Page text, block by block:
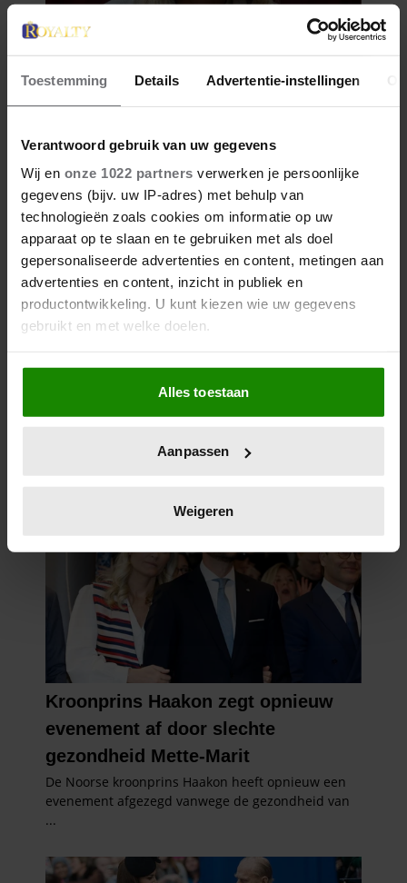
Toestemming Details Advertentie-instellingen
Verantwoord gebruik van uw gegevens
Wij en onze 1022 partners verwerken je persoonlijke
gegevens (bijv. uw IP-adres) met behulp van
technologieën zoals cookies om informatie op uw
apparaat op te slaan en te gebruiken met als doel
gepersonaliseerde advertenties en content, metingen aan
advertenties en content, inzicht in publiek en
productontwikkeling. U kunt kiezen wie uw gegevens
gebruikt en met welke doelen.
Als u het toestaat, willen we ook graag:
Informatie verzamelen over uw geografische
locatie, die tot een paar meter nauwkeurig kan zijn
scannen op specifieke eigenschappen (fingerprinting)
verwerkt en stel uw voorkeuren in het
intrekken in de Cookieverklaring.
We gebruiken cookies om content en advertenties te
personaliseren, om functies voor social media te bieden
en om ons websiteverkeer te analyseren. Ook delen we
informatie over uw gebruik van onze site met onze
partners voor social media, adverteren en analyse. Deze
partners kunnen deze gegevens combineren met andere
informatie die u aan ze heeft verstrekt of die ze hebben
verzameld op basis van uw gebruik van hun services. U
gaat akkoord met onze cookies als u onze website blijft
gebruiken.
Alles toestaan
Aanpassen
Weigeren